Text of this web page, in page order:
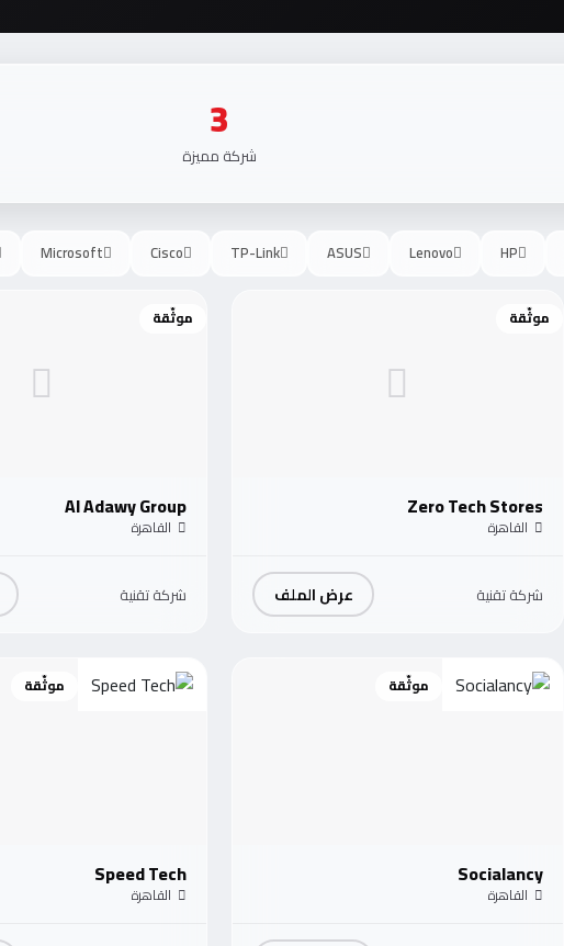
3
شركة مميزة
HP
Lenovo
ASUS
TP-Link
Cisco
Microsoft
موثّقة
Zero Tech Stores
القاهرة
شركة تقنية عرض الملف
موثّقة
Al Adawy Group
القاهرة
شركة تقنية
موثّقة
Socialancy
القاهرة
موثّقة
Speed Tech
القاهرة